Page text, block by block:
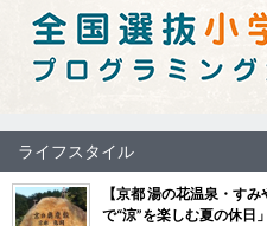
ライフスタイル
【京都 湯の花温泉・す
で“涼”を楽しむ夏の休日